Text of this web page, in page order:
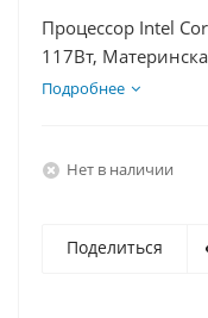
Процессор Intel
117Вт,
WIFI D5,
Подробнее
Нет в наличии
Поделиться